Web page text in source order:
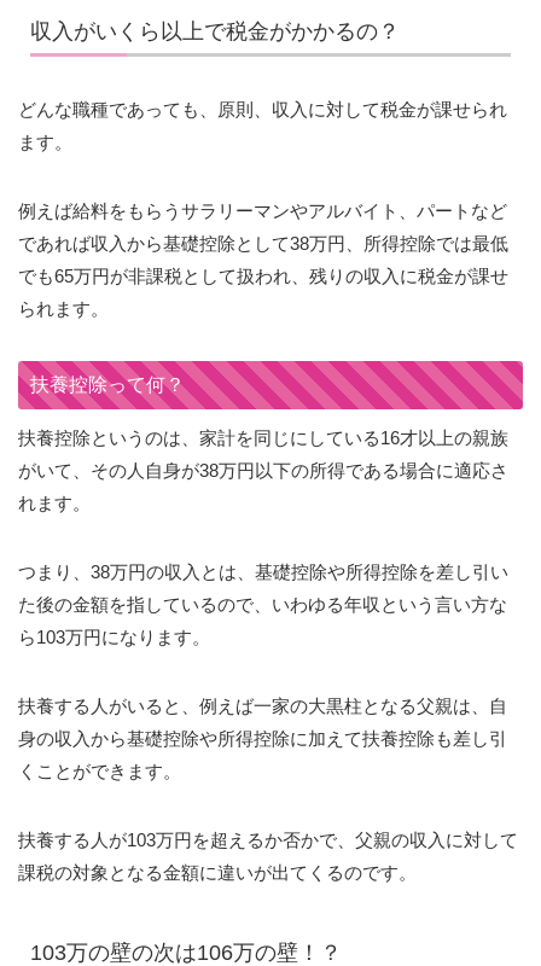
収入がいくら以上で税金がかかるの？
どんな職種であっても、原則、収入に対して税金が課せられ
ます。
例えば給料をもらうサラリーマンやアルバイト、パートなど
であれば収入から基礎控除として38万円、所得控除では最低
でも65万円が非課税として扱われ、残りの収入に税金が課せ
られます。
扶養控除って何？
扶養控除というのは、家計を同じにしている16才以上の親族
がいて、その人自身が38万円以下の所得である場合に適応さ
れます。
つまり、38万円の収入とは、基礎控除や所得控除を差し引い
た後の金額を指しているので、いわゆる年収という言い方な
ら103万円になります。
扶養する人がいると、例えば一家の大黒柱となる父親は、自
身の収入から基礎控除や所得控除に加えて扶養控除も差し引
くことができます。
扶養する人が103万円を超えるか否かで、父親の収入に対して
課税の対象となる金額に違いが出てくるのです。
103万の壁の次は106万の壁！？